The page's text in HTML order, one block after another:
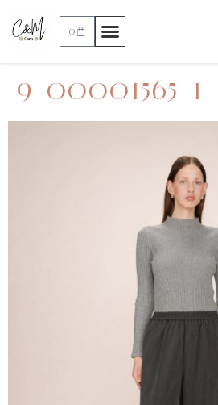
0
9_00001565_1